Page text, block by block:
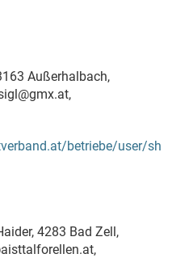
Außerhalbach,
betriebe/user/sh
4283 Bad Zell,